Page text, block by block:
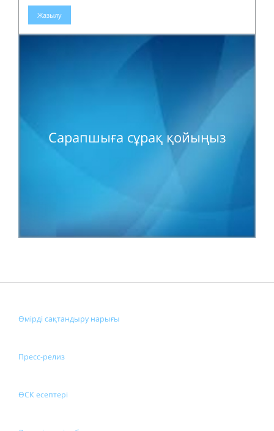
Жазылу
Сарапшыға сұрақ қойыңыз
Өмірді сақтандыру нарығы
Пресс-релиз
ӨСК есептері